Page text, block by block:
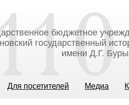
бюджетное
государственный
имени Д.Г.
Для посетителей Медиа